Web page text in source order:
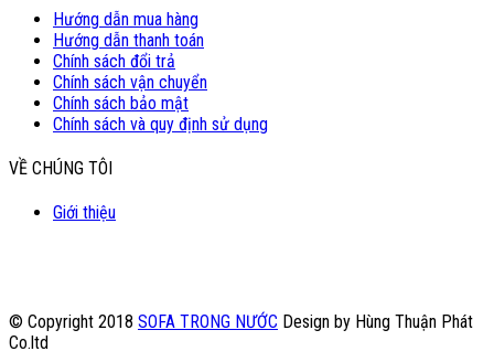
Hướng dẫn mua hàng
Hướng dẫn thanh toán
Chính sách đổi trả
Chính sách vận chuyển
Chính sách bảo mật
Chính sách và quy định sử dụng
VỀ CHÚNG TÔI
Giới thiệu
© Copyright 2018 SOFA TRONG NƯỚC Design by Hùng Thuận Phát
Co.ltd